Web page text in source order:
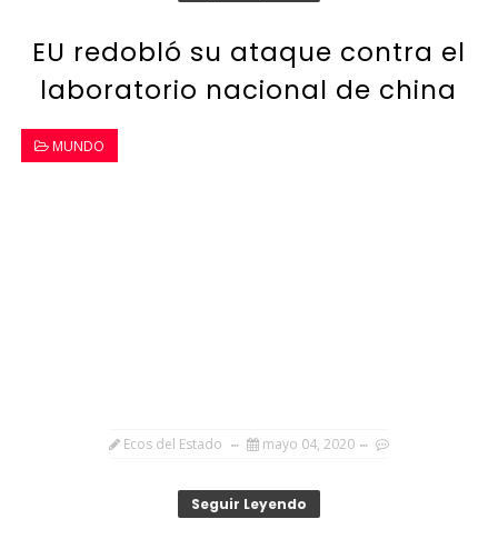
EU redobló su ataque contra el
laboratorio nacional de china
MUNDO
Ecos del Estado mayo 04, 2020
Seguir Leyendo